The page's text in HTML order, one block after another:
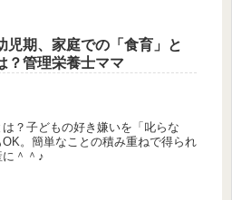
児期、家庭での「食育」と
？管理栄養士ママ
？子どもの好き嫌いを「叱らな
。簡単なことの積み重ねで得られ
＾＾♪